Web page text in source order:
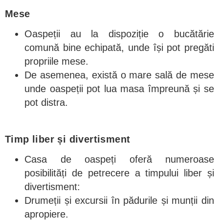
Mese
Oaspeții au la dispoziție o bucătărie
comună bine echipată, unde își pot pregăti
propriile mese.
De asemenea, există o mare sală de mese
unde oaspeții pot lua masa împreună și se
pot distra.
Timp liber și divertisment
Casa de oaspeți oferă numeroase
posibilități de petrecere a timpului liber și
divertisment:
Drumeții și excursii în pădurile și munții din
apropiere.